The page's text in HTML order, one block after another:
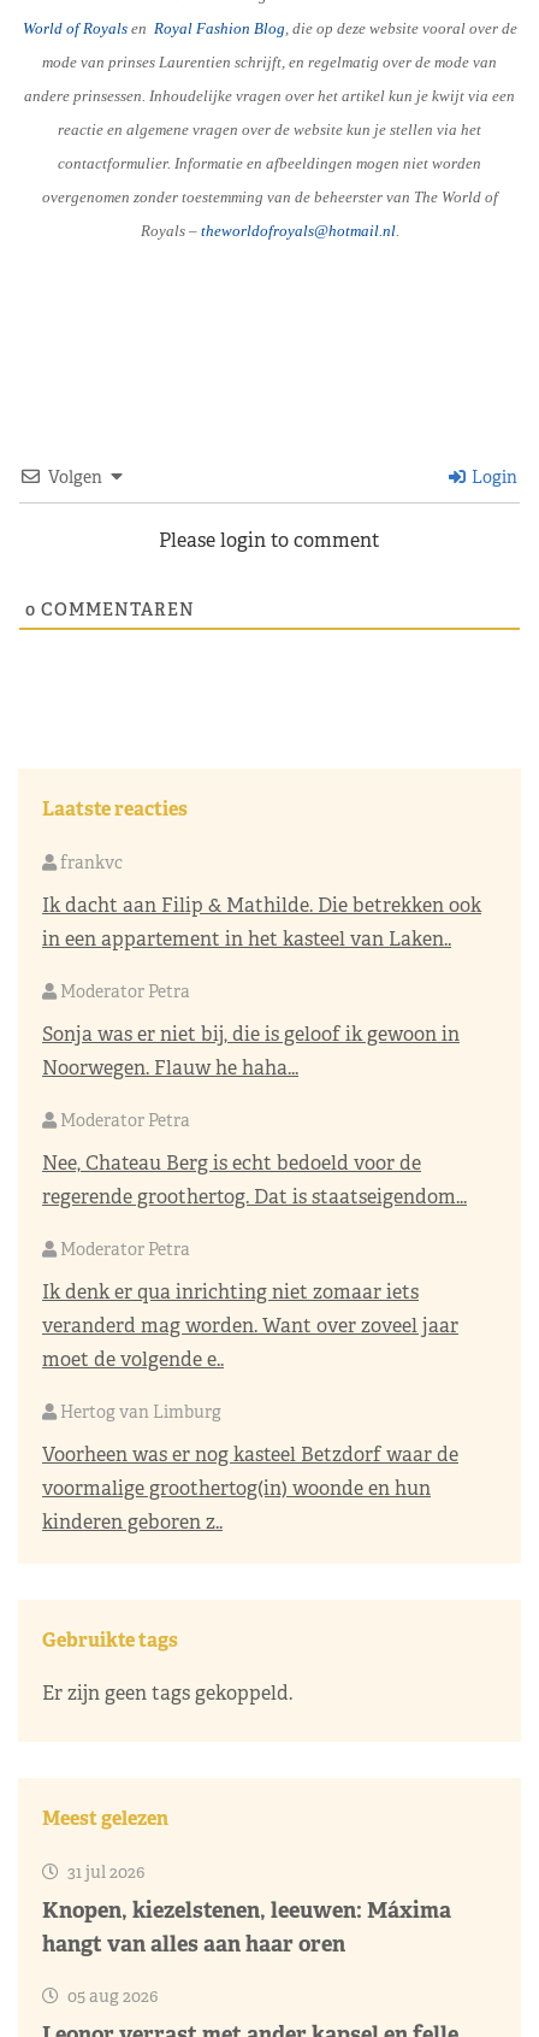
World of Royalsen Royal Fashion Blog , die op deze website vooral over de
mode van prinses Laurentien schrijft, en regelmatig over de mode van
andere prinsessen. Inhoudelijke vragen over het artikel kun je kwijt via een
reactie en algemene vragen over de website kun je stellen via het
contactformulier. Informatie en afbeeldingen mogen niet worden
overgenomen zonder toestemming van de beheerster van The World of
Royals – theworldofroyals@hotmail.nl.
Volgen Login
Please login to comment
0 COMMENTAREN
Laatste reacties
frankvc
Ik dacht aan Filip & Mathilde. Die betrekken ook
in een appartement in het kasteel van Laken..
Moderator Petra
Sonja was er niet bij, die is geloof ik gewoon in
Noorwegen. Flauw he haha...
Moderator Petra
Nee, Chateau Berg is echt bedoeld voor de
regerende groothertog. Dat is staatseigendom...
Moderator Petra
Ik denk er qua inrichting niet zomaar iets
veranderd mag worden. Want over zoveel jaar
moet de volgende e..
Hertog van Limburg
Voorheen was er nog kasteel Betzdorf waar de
voormalige groothertog(in) woonde en hun
kinderen geboren z..
Gebruikte tags
Er zijn geen tags gekoppeld.
Meest gelezen
31 jul 2026
Knopen, kiezelstenen, leeuwen: Máxima
hangt van alles aan haar oren
05 aug 2026